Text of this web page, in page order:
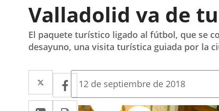
Valladolid va de
El paquete turístico ligado al fútbol, que se
desayuno, una visita turística guiada por la
Twitter
Enlace
a
Facebook
Enlace
a
Fecha
la
12 de septiembre de 2018